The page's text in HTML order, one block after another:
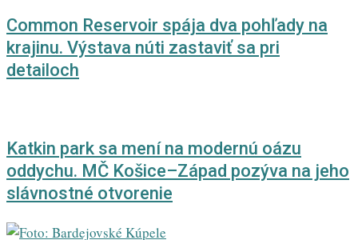
Common Reservoir spája dva pohľady na
krajinu. Výstava núti zastaviť sa pri
detailoch
Katkin park sa mení na modernú oázu
oddychu. MČ Košice–Západ pozýva na jeho
slávnostné otvorenie